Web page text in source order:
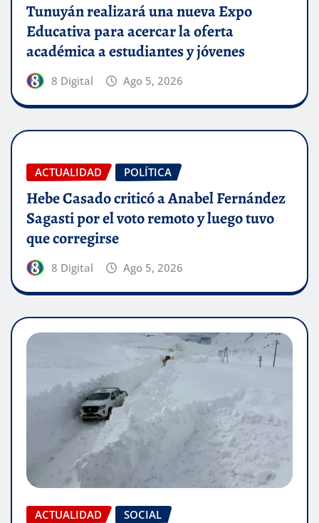
Tunuyán realizará una nueva Expo
Educativa para acercar la oferta
académica a estudiantes y jóvenes
8 Digital Ago 5, 2026
ACTUALIDAD POLÍTICA
Hebe Casado criticó a Anabel Fernández
Sagasti por el voto remoto y luego tuvo
que corregirse
8 Digital Ago 5, 2026
ACTUALIDAD SOCIAL